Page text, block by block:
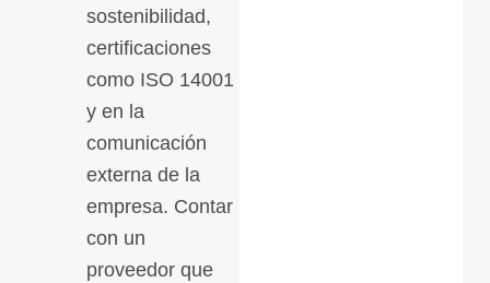
sostenibilidad,
certificaciones
como ISO 14001
y en la
comunicación
externa de la
empresa. Contar
con un
proveedor que